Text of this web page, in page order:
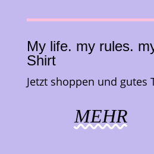
My life. my rules.
Shirt
Jetzt shoppen und gutes
MEHR